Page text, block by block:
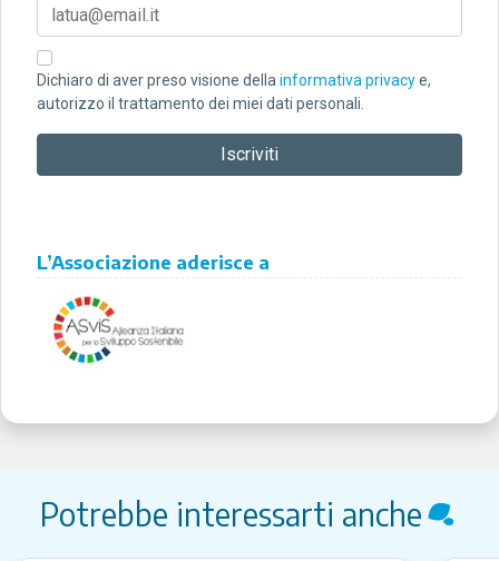
Dichiaro di aver preso visione della informativa privacye,
autorizzo il trattamento dei miei dati personali.
L’Associazione aderisce a
Potrebbe interessarti anche